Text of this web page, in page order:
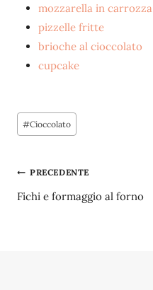
mozzarella in carrozza
pizzelle fritte
brioche al cioccolato
cupcake
Tag
articolo:
#Cioccolato
Navigazione
articoli
PRECEDENTE
Fichi e formaggio al forno